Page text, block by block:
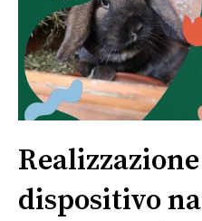
dispositivo